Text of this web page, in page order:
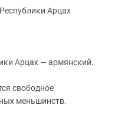
Арцах
Арцах — армянский.
свободное
меньшинств.